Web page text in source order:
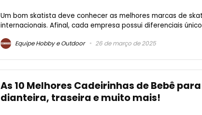
Um bom skatista deve conhecer as melhores marcas de
internacionais. Afinal, cada empresa possui diferenciais
Equipe Hobby e Outdoor 26 de março de 2025
As 10 Melhores Cadeirinhas de Bebê
dianteira, traseira e muito mais!